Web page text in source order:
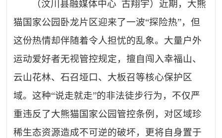
（汶川县融媒体中心 古翔宇）近期，大熊
猫国家公园卧龙片区迎来了一波“探险热”，但
这份热情却伴随着令人担忧的乱象。大量户外
运动爱好者无视管控规定，擅自闯入幸福山、
云山花林、石召垭口、大板召等核心保护区
域。这种“说走就走”的非法徒步行为，不仅严
重违反了大熊猫国家公园管控条例，对区域珍
稀生态资源造成不可逆的破坏，更将自身置于